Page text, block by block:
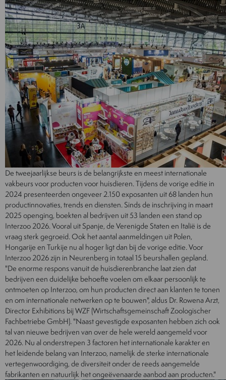
De tweejaarlijkse beurs is de belangrijkste en meest internationale
vakbeurs voor producten voor huisdieren. Tijdens de vorige editie in
2024 presenteerden ongeveer 2.150 exposanten uit 68 landen hun
productinnovaties, trends en diensten. Sinds de inschrijving in maart
2025 openging, boekten al bedrijven uit 53 landen een stand op
Interzoo 2026. Vooral uit Spanje, de Verenigde Staten en Italië is de
vraag sterk gegroeid. Ook het aantal aanmeldingen uit Polen,
Hongarije en Turkije nu al hoger ligt dan bij de vorige editie. Voor
Interzoo 2026 zijn in Neurenberg in totaal 15 beurshallen gepland.
"De enorme respons vanuit de huisdierenbranche laat zien dat
bedrijven een duidelijke behoefte voelen om elkaar persoonlijk te
ontmoeten op Interzoo, om hun producten direct aan klanten te tonen
en om internationale netwerken op te bouwen", aldus Dr. Rowena Arzt,
Director Exhibitions bij WZF (Wirtschaftsgemeinschaft Zoologischer
Fachbetriebe GmbH). "Naast gevestigde exposanten hebben zich ook
tal van nieuwe bedrijven van over de hele wereld aangemeld voor
2026. Nu al onderstrepen 3 factoren het internationale karakter en
het leidende belang van Interzoo, namelijk de sterke internationale
vertegenwoordiging, de diversiteit onder de reeds aangemelde
fabrikanten en natuurlijk het ongeëvenaarde aanbod aan producten."